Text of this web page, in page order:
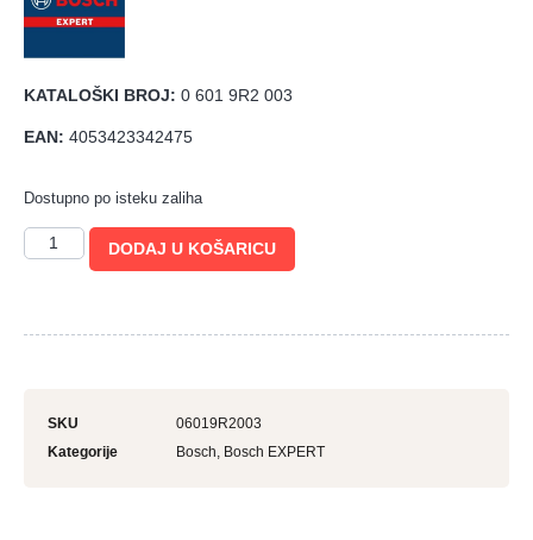
KATALOŠKI BROJ: 0 601 9R2 003
EAN: 4053423342475
Dostupno po isteku zaliha
DODAJ U KOŠARICU
SKU
06019R2003
Kategorije
Bosch, Bosch EXPERT